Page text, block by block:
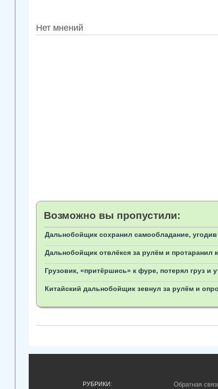
Нет мнений
Возможно вы пропустили:
Дальнобойщик сохранил самообладание,
Дальнобойщик отвлёкся за рулём и протаранил
Грузовик, «притёршись» к фуре, потерял груз и
Китайский дальнобойщик зевнул за рулём и
РУБРИКИ: Обратная